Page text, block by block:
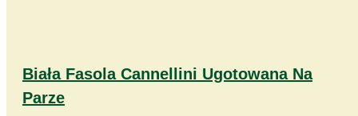
Biała Fasola Cannellini Ugotowana Na
Parze